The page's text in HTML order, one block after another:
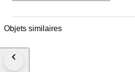
Objets similaires